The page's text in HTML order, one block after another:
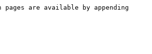
are available by appending